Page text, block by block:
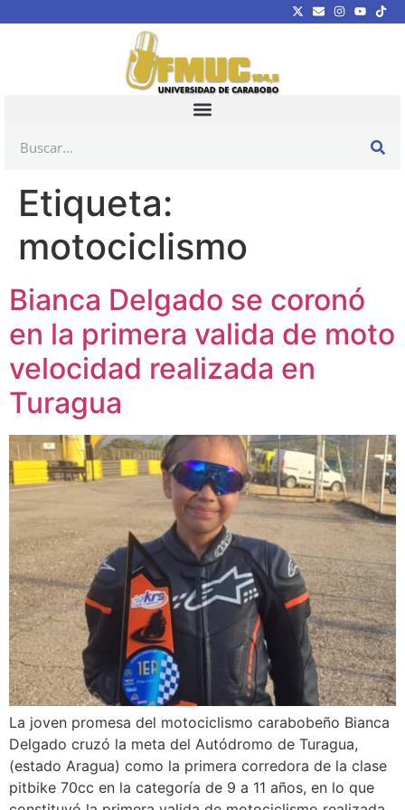
Etiqueta:
motociclismo
Bianca Delgado se coronó
en la primera valida de moto
velocidad realizada en
Turagua
La joven promesa del motociclismo carabobeño Bianca
Delgado cruzó la meta del Autódromo de Turagua,
(estado Aragua) como la primera corredora de la clase
pitbike 70cc en la categoría de 9 a 11 años, en lo que